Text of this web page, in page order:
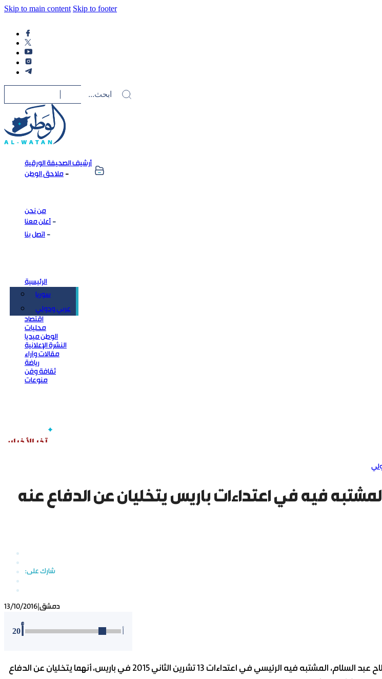
Skip to main content Skip to footer
أرشيف الصحيفة الورقية
ملاحق الوطن
من نحن
أعلن معنا
اتصل بنا
الرئيسية
سوريا
عربي ودولي
اقتصاد
محليات
الوطن ميديا
النشرة الإعلانية
مقالات وآراء
رياضة
ثقافة وفن
منوعات
فيه في اعتداءات باريس يتخليان عن الدفاع عنه
13/10/2016 دمشق
20
أعلن محاميا صلاح عبد السلام، المشتبه فيه الرئيسي في اعتداءات 13 تشرين الثاني 2015 في باريس، أنهما يتخليان عن الدفاع